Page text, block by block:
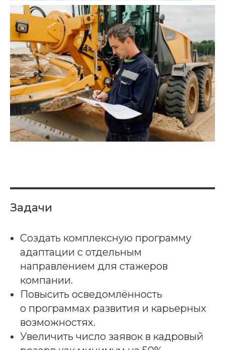
Задачи
Создать комплексную программу
адаптации с отдельным
направлением для стажеров
компании.
Повысить осведомлённость
о программах развития и карьерных
возможностях.
Увеличить число заявок в кадровый